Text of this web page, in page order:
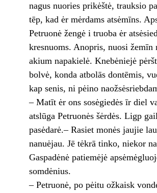
nagus nuories prikėštė, trauksio
tēp, kad ėr mėrdams atsėmīns.
Petruonė žengė i truoba ėr
kresnuoms. Anopris, nuosi žemīn
akium napakielė. Knebėniejė
bolvė, konda atbolās dontēmis,
kap senis, ni pėino
– Matīt ėr ons sosėgiedės īr diel
atslūga Petruonės šėrdės. Ligp
pasėdarė.– Rasiet monės jaujie
nanuėjau. Jē tėkrā tinko, niekor
Gaspadėnė patiemėjė
somdėnius.
– Petruonė, po pėitu ožkaisk